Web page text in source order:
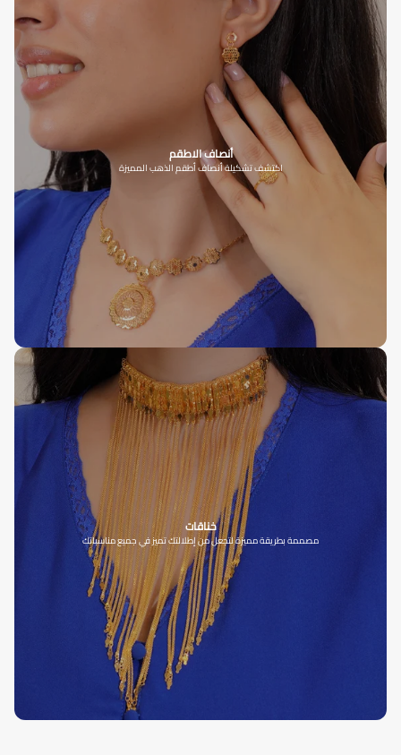
أنصاف الاطقم
اكتشف تشكيلة أنصاف أطقم الذهب المميزة
خناقات
مصممة بطريقة مميزة لتجعل من إطلالتك تميز في جميع مناسباتك